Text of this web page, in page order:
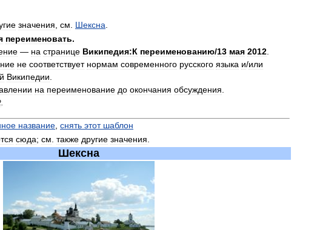
значения см Шексна
переименовать.
— на странице Википедия:К переименованию/13 мая 2012
не соответствует нормам современного русского языка и/или
Википедии
на переименование до окончания обсуждения
название снять этот шаблон
сюда; см также другие значения
Шексна